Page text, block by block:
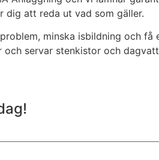
dig att reda ut vad som gäller.
minska isbildning och
och servar stenkistor och